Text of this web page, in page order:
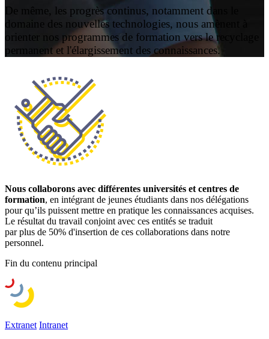
De même, les progrès continus, notamment dans le
domaine des nouvelles technologies, nous amènent à
orienter nos programmes de formation vers le recyclage
permanent et l'élargissement des connaissances.
Nous collaborons avec différentes universités et centres de
formation, en intégrant de jeunes étudiants dans nos délégations
pour qu’ils puissent mettre en pratique les connaissances acquises.
Le résultat du travail conjoint avec ces entités se traduit
par plus de 50% d'insertion de ces collaborations dans notre
personnel.
Fin du contenu principal
Extranet Intranet